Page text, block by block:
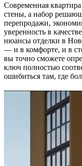
Современная
стены, а набор
перепродажи,
уверенность в
нюансы отделки в
— и в комфорте, и в
вы точно сможете
ключ полностью
ошибиться там, где